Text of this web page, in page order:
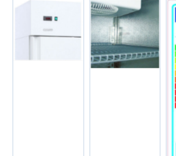
Žádný titulek Žádný titulek